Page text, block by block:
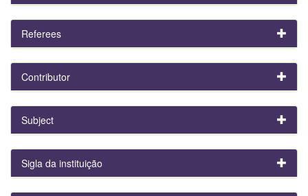
Referees
Contributor
Subject
Sigla da instituição